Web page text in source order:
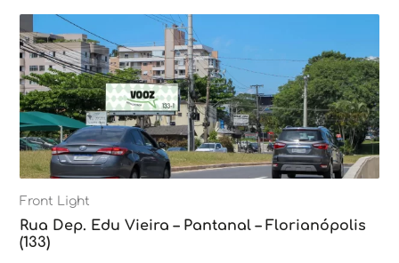
Front Light
Rua Dep. Edu Vieira – Pantanal – Florianópolis
(133)